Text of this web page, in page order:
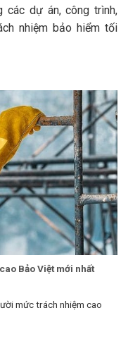
các dự án, công trình,
nhiệm bảo hiểm tối
Bảo Việt mới nhất
mức trách nhiệm cao